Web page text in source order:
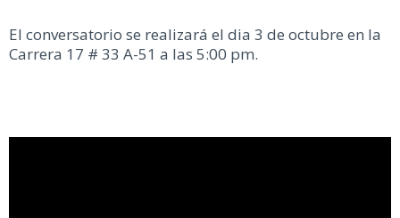
El conversatorio se realizará el dia 3 de octubre en la
Carrera 17 # 33 A-51 a las 5:00 pm.